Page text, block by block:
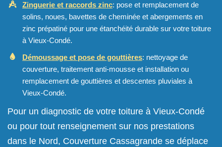
Zinguerie et raccords zinc: pose et remplacement de
solins, noues, bavettes de cheminée et abergements en
zinc prépatiné pour une étanchéité durable sur votre toiture
à Vieux-Condé.
Démoussage et pose de gouttières: nettoyage de
couverture, traitement anti-mousse et installation ou
remplacement de gouttières et descentes pluviales à
Vieux-Condé.
Pour un diagnostic de votre toiture à Vieux-Condé
ou pour tout renseignement sur nos prestations
dans le Nord, Couverture Cassagrande se déplace